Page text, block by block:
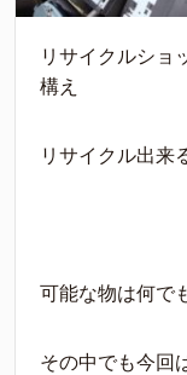
リサイクルショ
構え
リサイクル出来
可能な物は何で
その中でも今回